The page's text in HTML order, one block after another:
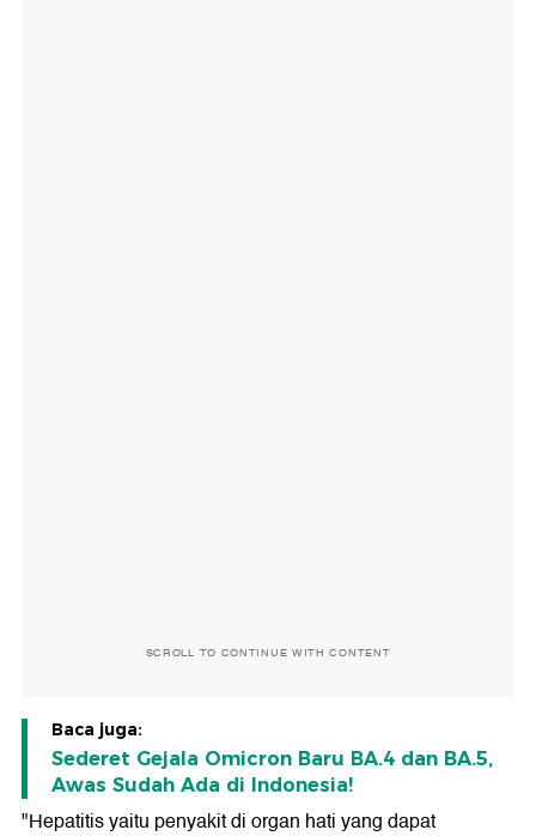
SCROLL TO CONTINUE WITH CONTENT
Baca juga:
Sederet Gejala Omicron Baru BA.4 dan BA.5,
Awas Sudah Ada di Indonesia!
"Hepatitis yaitu penyakit di organ hati yang dapat